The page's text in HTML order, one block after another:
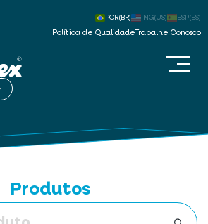
Política de Qualidade Trabalhe Conosco
POR(BR) ING(US) ESP(ES)
Produtos